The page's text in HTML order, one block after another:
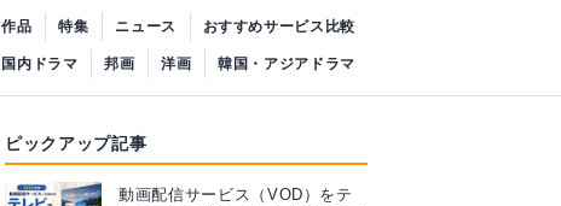
作品 特集 ニュース おすすめサービス比較
国内ドラマ 邦画 洋画 韓国・アジアドラマ
ピックアップ記事
動画配信サービス（VOD）をテ